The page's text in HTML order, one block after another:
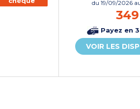
vacances
du 19/09/2026
Payez en
VOIR LES